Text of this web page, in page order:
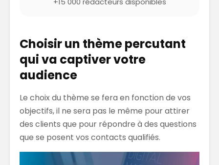
Choisir un thème percutant
qui va captiver votre
audience
Le choix du thème se fera en fonction de vos
objectifs, il ne sera pas le même pour attirer
des clients que pour répondre à des questions
que se posent vos contacts qualifiés.